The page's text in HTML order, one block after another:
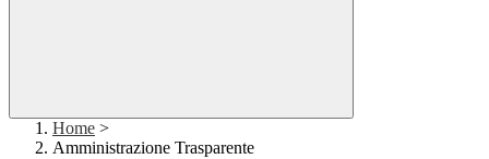
Home >
Amministrazione Trasparente